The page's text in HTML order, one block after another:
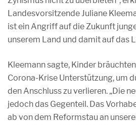
Landesvorsitzende Juliane
ist ein Angriff auf die Zukunft
unserem Land und damit auf das
Kleemann sagte, Kinder
Corona-Krise Unterstützung, um
den Anschluss zu verlieren. „Die
jedoch das Gegenteil. Das
ab von dem Reformstau an